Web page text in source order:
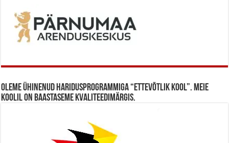
Oleme ühinenud haridusprogrammiga “Ettevõtlik Kool”. Meie
koolil on baastaseme kvaliteedimärgis.